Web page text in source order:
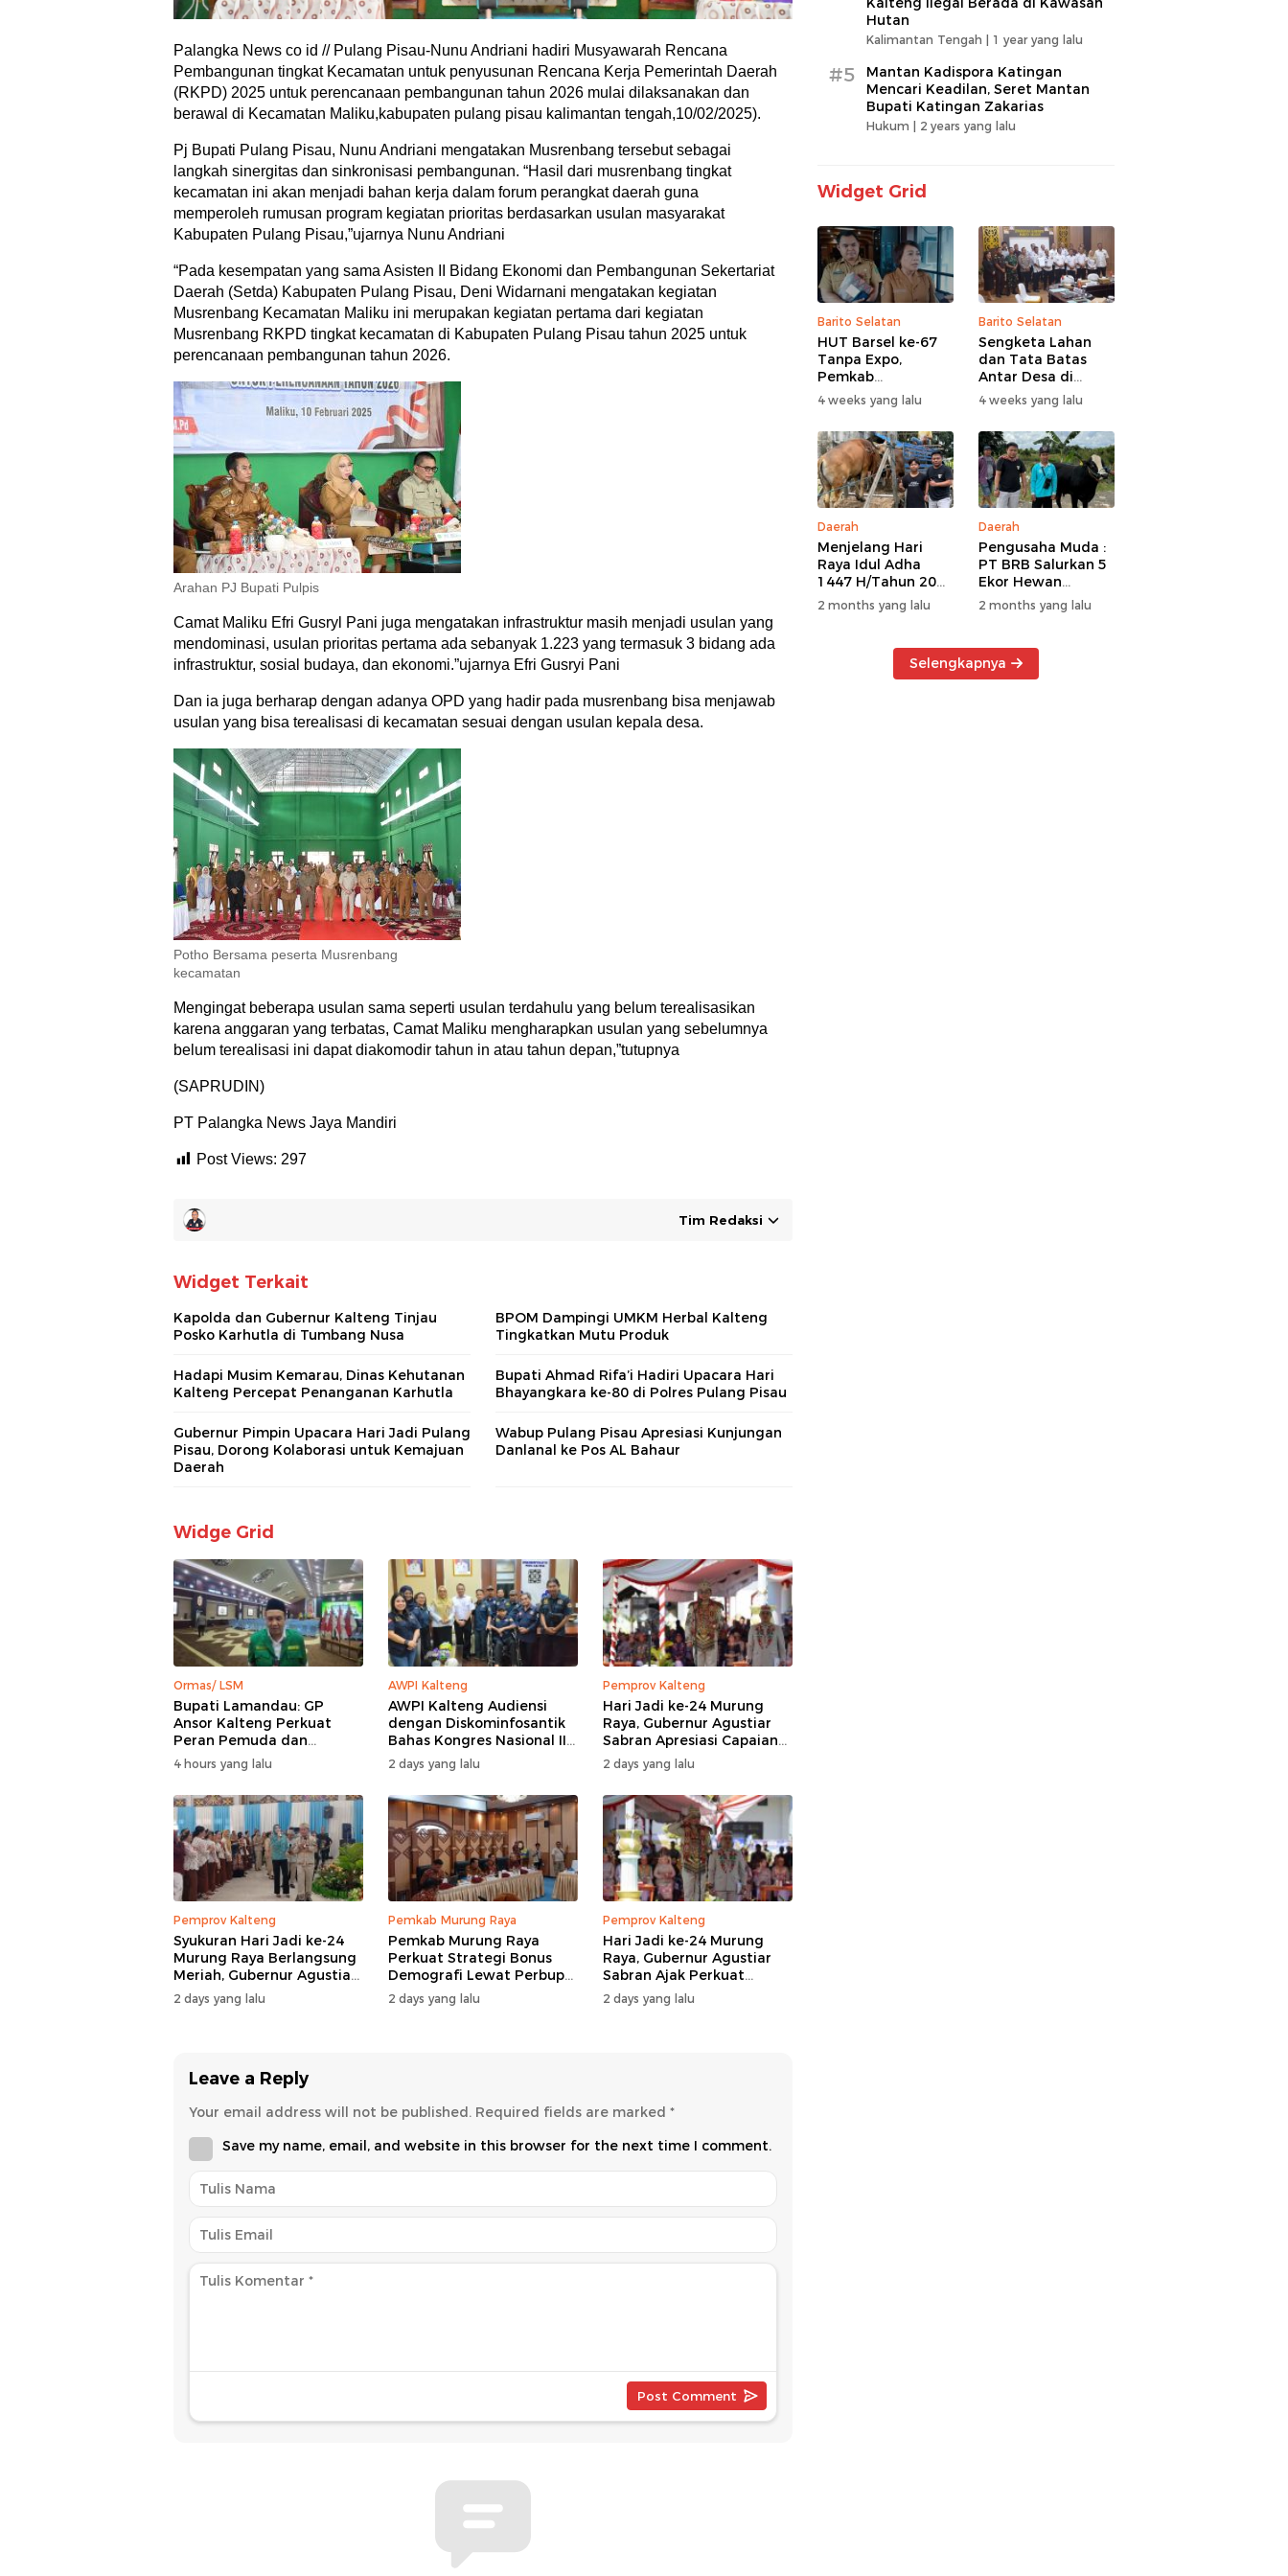
Palangka News co id // Pulang Pisau-Nunu Andriani hadiri Musyawarah Rencana
Pembangunan tingkat Kecamatan untuk penyusunan Rencana Kerja Pemerintah Daerah
(RKPD) 2025 untuk perencanaan pembangunan tahun 2026 mulai dilaksanakan dan
berawal di Kecamatan Maliku,kabupaten pulang pisau kalimantan tengah,10/02/2025).
Pj Bupati Pulang Pisau, Nunu Andriani mengatakan Musrenbang tersebut sebagai
langkah sinergitas dan sinkronisasi pembangunan. “Hasil dari musrenbang tingkat
kecamatan ini akan menjadi bahan kerja dalam forum perangkat daerah guna
memperoleh rumusan program kegiatan prioritas berdasarkan usulan masyarakat
Kabupaten Pulang Pisau,”ujarnya Nunu Andriani
“Pada kesempatan yang sama Asisten II Bidang Ekonomi dan Pembangunan Sekertariat
Daerah (Setda) Kabupaten Pulang Pisau, Deni Widarnani mengatakan kegiatan
Musrenbang Kecamatan Maliku ini merupakan kegiatan pertama dari kegiatan
Musrenbang RKPD tingkat kecamatan di Kabupaten Pulang Pisau tahun 2025 untuk
perencanaan pembangunan tahun 2026.
Arahan PJ Bupati Pulpis
Camat Maliku Efri Gusryl Pani juga mengatakan infrastruktur masih menjadi usulan yang
mendominasi, usulan prioritas pertama ada sebanyak 1.223 yang termasuk 3 bidang ada
infrastruktur, sosial budaya, dan ekonomi.”ujarnya Efri Gusryi Pani
Dan ia juga berharap dengan adanya OPD yang hadir pada musrenbang bisa menjawab
usulan yang bisa terealisasi di kecamatan sesuai dengan usulan kepala desa.
Potho Bersama peserta Musrenbang
kecamatan
Mengingat beberapa usulan sama seperti usulan terdahulu yang belum terealisasikan
karena anggaran yang terbatas, Camat Maliku mengharapkan usulan yang sebelumnya
belum terealisasi ini dapat diakomodir tahun in atau tahun depan,”tutupnya
(SAPRUDIN)
PT Palangka News Jaya Mandiri
Post Views: 297
Tim Redaksi
Widget Terkait
Kapolda dan Gubernur Kalteng Tinjau
Posko Karhutla di Tumbang Nusa
BPOM Dampingi UMKM Herbal Kalteng
Tingkatkan Mutu Produk
Hadapi Musim Kemarau, Dinas Kehutanan
Kalteng Percepat Penanganan Karhutla
Bupati Ahmad Rifa’i Hadiri Upacara Hari
Bhayangkara ke-80 di Polres Pulang Pisau
Gubernur Pimpin Upacara Hari Jadi Pulang
Pisau, Dorong Kolaborasi untuk Kemajuan
Daerah
Wabup Pulang Pisau Apresiasi Kunjungan
Danlanal ke Pos AL Bahaur
Widge Grid
Ormas/ LSM
Bupati Lamandau: GP
Ansor Kalteng Perkuat
Peran Pemuda dan
Penanganan Karhutla
4 hours yang lalu
AWPI Kalteng
AWPI Kalteng Audiensi
dengan Diskominfosantik
Bahas Kongres Nasional II
AWPI
2 days yang lalu
Pemprov Kalteng
Hari Jadi ke-24 Murung
Raya, Gubernur Agustiar
Sabran Apresiasi Capaian
Pembangunan
2 days yang lalu
Pemprov Kalteng
Syukuran Hari Jadi ke-24
Murung Raya Berlangsung
Meriah, Gubernur Agustiar
Sabran Hibur Masyarakat
2 days yang lalu
Pemkab Murung Raya
Pemkab Murung Raya
Perkuat Strategi Bonus
Demografi Lewat Perbup
Nomor 14 Tahun 2026
2 days yang lalu
Pemprov Kalteng
Hari Jadi ke-24 Murung
Raya, Gubernur Agustiar
Sabran Ajak Perkuat
Sinergi Pembangunan
2 days yang lalu
Leave a Reply
Your email address will not be published. Required fields are marked *
Save my name, email, and website in this browser for the next time I comment.
Hutan
Kalimantan Tengah | 1 year yang lalu
#5
Mantan Kadispora Katingan
Mencari Keadilan, Seret Mantan
Bupati Katingan Zakarias
Hukum | 2 years yang lalu
Widget Grid
Barito Selatan
HUT Barsel ke-67
Tanpa Expo,
Pemkab
Prioritaskan UMKM
dan Bantuan Sosial
4 weeks yang lalu
Barito Selatan
Sengketa Lahan
dan Tata Batas
Antar Desa di
Barsel Jadi
Perhatian Serius
4 weeks yang lalu
Daerah
Menjelang Hari
Raya Idul Adha
1447 H/Tahun 2026
M, PT BRB Salurkan
5 Ekor Hewan
2 months yang lalu
Daerah
Pengusaha Muda :
PT BRB Salurkan 5
Ekor Hewan
Kurban Kepada
Warga Khususnya
Operasional
2 months yang lalu
Selengkapnya